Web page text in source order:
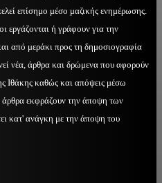
επίσημο μέσο μαζικής ενημέρωσης.
εργάζονται ή γράφουν για την
από μεράκι προς τη δημοσιογραφία
νέα, άρθρα και δρώμενα που αφορούν
Ιθάκης καθώς και απόψεις μέσω
άρθρα εκφράζουν την άποψη των
κατ' ανάγκη με την άποψη του